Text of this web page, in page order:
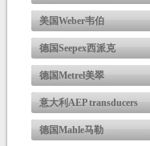
美国Weber韦伯
德国Seepex西派克
德国Metrel美翠
意大利AEP transducers
德国Mahle马勒